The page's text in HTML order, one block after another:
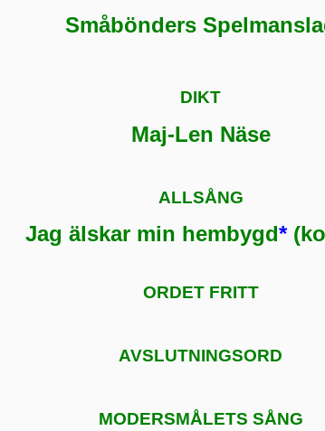
Småbönders
DIKT
Maj-Len Näse
ALLSÅNG
Jag älskar min hembygd*
ORDET FRITT
AVSLUTNINGSORD
MODERSMÅLETS SÅNG